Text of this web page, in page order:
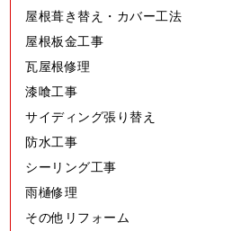
屋根葺き替え・カバー工法
屋根板金工事
瓦屋根修理
漆喰工事
サイディング張り替え
防水工事
シーリング工事
雨樋修理
その他リフォーム